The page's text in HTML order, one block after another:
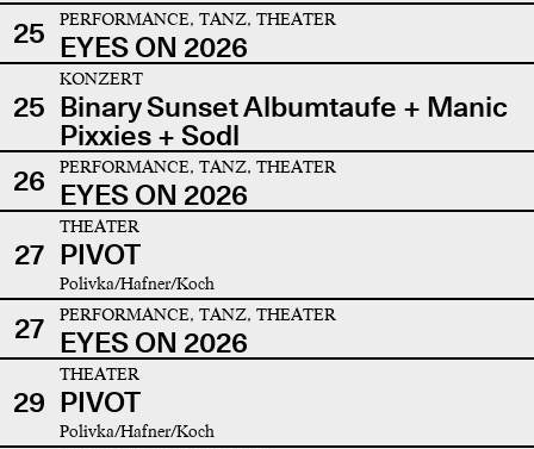
25 PERFORMANCE, TANZ, THEATER
EYES ON 2026
25
KONZERT
Binary Sunset Albumtaufe + Manic
Pixxies + Sodl
26
PERFORMANCE, TANZ, THEATER
EYES ON 2026
27
THEATER
PIVOT
Polivka/Hafner/Koch
27 PERFORMANCE, TANZ, THEATER
EYES ON 2026
29
THEATER
PIVOT
Polivka/Hafner/Koch